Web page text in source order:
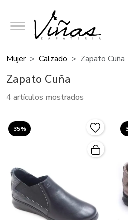
Mujer Calzado Zapato Cuña
Zapato Cuña
4 artículos mostrados
35%